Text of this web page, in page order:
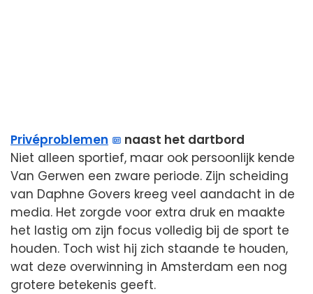
Privéproblemen
naast het dartbord
Niet alleen sportief, maar ook persoonlijk kende
Van Gerwen een zware periode. Zijn scheiding
van Daphne Govers kreeg veel aandacht in de
media. Het zorgde voor extra druk en maakte
het lastig om zijn focus volledig bij de sport te
houden. Toch wist hij zich staande te houden,
wat deze overwinning in Amsterdam een nog
grotere betekenis geeft.